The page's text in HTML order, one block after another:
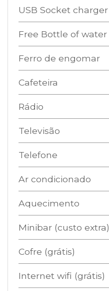
USB Socket charger
Free Bottle of water
Ferro de engomar
Cafeteira
Rádio
Televisão
Telefone
Ar condicionado
Aquecimento
Minibar (custo extra)
Cofre (grátis)
Internet wifi (grátis)